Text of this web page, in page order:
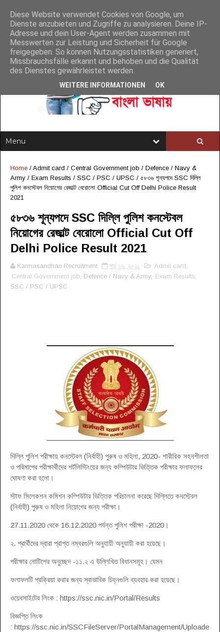
Home / Admit card / Central Government job / Defence / Navy &
Army / Exam Results / SSC / PSC / UPSC / ৫৮৩৬ শূন্যপদে SSC দিল্লি
পুলিশ কনস্টেবল নিয়োগের রেজাল্ট বেরোলো Official Cut Off Delhi Police Result
2021
৫৮৩৬ শূন্যপদে SSC দিল্লি পুলিশ কনস্টেবল
নিয়োগের রেজাল্ট বেরোলো Official Cut Off
Delhi Police Result 2021
Karmasandhan Recruitment মার্চ ১৬, ২০২১ Admit card
Central Government job , Defence / Navy & Army, Exam Results
SSC / PSC / UPSC
দিল্লি পুলিশ পরীক্ষায় কনস্টেবল (নির্বাহী) পুরুষ ও মহিলা, 2020- শারীরিক সহনশীলতা
ও পরিমাপের পরীক্ষার্থীদের শর্টলিস্টিংয়ের জন্য কম্পিউটার ভিত্তিক পরীক্ষার ফলাফলের
ঘোষণা করা হলো।
স্টাফ সিলেকশন কমিশন কম্পিউটার ভিত্তিক পরিচালনা করেছে দিল্লিতে কনস্টেবল
(নির্বাহী) পুরুষ ও মহিলা নিয়োগের জন্য পরীক্ষা।
27.11.2020 থেকে 16.12.2020 পর্যন্ত পুলিশ পরীক্ষা -2020।
২. প্রার্থীদের দ্বারা প্রাপ্ত নম্বরগুলি অনুযায়ী অনুযায়ী করা হয়েছে।
পরীক্ষার নোটিশের অনুচ্ছেদ -১১.২ এ উল্লিখিত বিধানসমূহ। যেমন
ফলাফলটি প্রক্রিয়া করার জন্য স্বাভাবিক চিহ্নগুলি ব্যবহার করা হয়েছে।
ওয়েবসাইটের লিংক : https://ssc.nic.in/Portal/Results
বিজ্ঞপ্তি লিংক
: https://ssc.nic.in/SSCFileServer/PortalManagement/Uploade
Diese Website verwendet Cookies von Google, um
Dienste anzubieten und Zugriffe zu analysieren. Deine IP-
Adresse und dein User-Agent werden zusammen mit
Messwerten zur Leistung und Sicherheit für Google
freigegeben. So können Nutzungsstatistiken generiert,
Missbrauchsfälle erkannt und behoben und die Qualität
des Dienstes gewährleistet werden.
WEITERE INFORMATIONEN OK